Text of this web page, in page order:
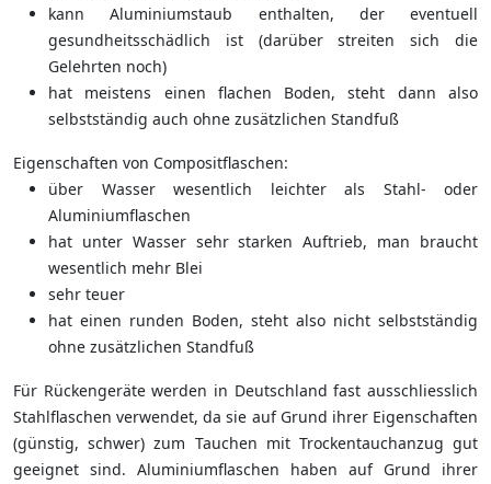
kann Aluminiumstaub enthalten, der eventuell
gesundheitsschädlich ist (darüber streiten sich die
Gelehrten noch)
hat meistens einen flachen Boden, steht dann also
selbstständig auch ohne zusätzlichen Standfuß
Eigenschaften von Compositflaschen:
über Wasser wesentlich leichter als Stahl- oder
Aluminiumflaschen
hat unter Wasser sehr starken Auftrieb, man braucht
wesentlich mehr Blei
sehr teuer
hat einen runden Boden, steht also nicht selbstständig
ohne zusätzlichen Standfuß
Für Rückengeräte werden in Deutschland fast ausschliesslich
Stahlflaschen verwendet, da sie auf Grund ihrer Eigenschaften
(günstig, schwer) zum Tauchen mit Trockentauchanzug gut
geeignet sind. Aluminiumflaschen haben auf Grund ihrer